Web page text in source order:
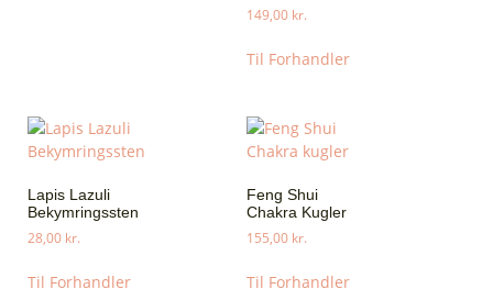
149,00 kr.
Til Forhandler
Lapis Lazuli
Bekymringssten
28,00 kr.
Til Forhandler
Feng Shui
Chakra Kugler
155,00 kr.
Til Forhandler